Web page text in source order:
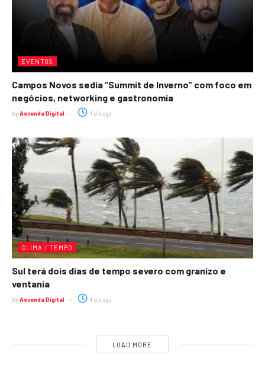
EVENTOS
Campos Novos sedia “Summit de Inverno” com foco em
negócios, networking e gastronomia
by Ascenda Digital 1 dia ago
CLIMA / TEMPO
Sul terá dois dias de tempo severo com granizo e
ventania
by Ascenda Digital 1 dia ago
LOAD MORE